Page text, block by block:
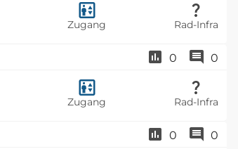
Zugang Rad-Infra
0 0
Zugang Rad-Infra
0 0